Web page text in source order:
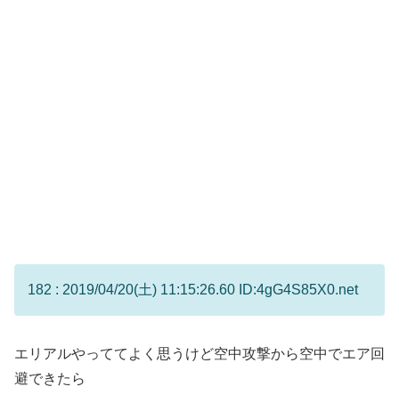
182 : 2019/04/20(土) 11:15:26.60 ID:4gG4S85X0.net
エリアルやっててよく思うけど空中攻撃から空中でエア回
避できたら